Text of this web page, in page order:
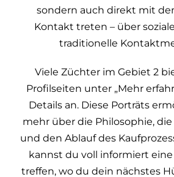
sondern auch direkt mit
Kontakt treten – über
traditionelle
Viele Züchter im Gebiet 2
Profilseiten unter „Mehr
Details an. Diese Porträts
mehr über die Philosophie,
und den Ablauf des
kannst du voll informiert
treffen, wo du dein nächstes